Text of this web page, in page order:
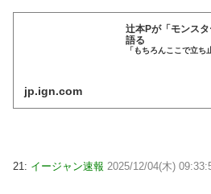
辻本Pが「モンス
語る
「もちろんここで立ち
jp.ign.com
21: イージャン速報 2025/12/04(木)